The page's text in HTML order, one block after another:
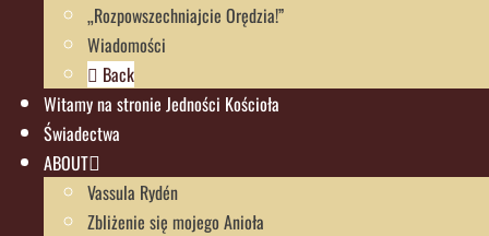
„Rozpowszechniajcie Orędzia!”
Wiadomości
Back
Witamy na stronie Jedności Kościoła
Świadectwa
ABOUT
Vassula Rydén
Zbliżenie się mojego Anioła